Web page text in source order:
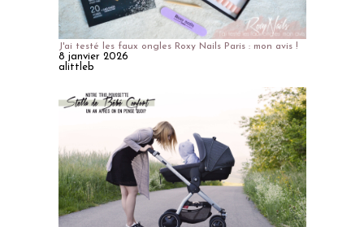
J'ai testé les faux ongles Roxy Nails Paris : mon avis !
8 janvier 2026
alittleb